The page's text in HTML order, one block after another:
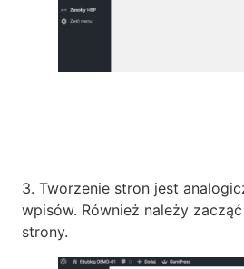
3. Tworzenie stron jest
wpisów. Również należy
strony.